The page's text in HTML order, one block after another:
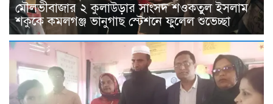
মৌলভীবাজার ২ কুলাউড়ার সাংসদ শওকতুল ইসলাম
শকুকে কমলগঞ্জ ভানুগাছ স্টেশনে ফুলেল শুভেচ্ছা